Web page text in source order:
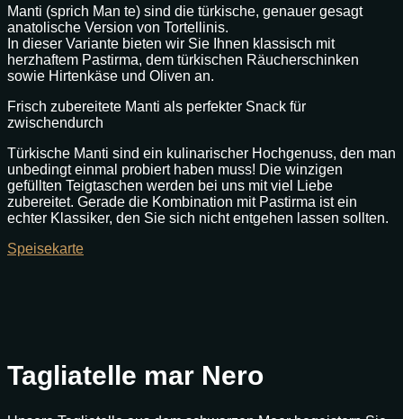
Manti (sprich Man te) sind die türkische, genauer gesagt
anatolische Version von Tortellinis.
In dieser Variante bieten wir Sie Ihnen klassisch mit
herzhaftem Pastirma, dem türkischen Räucherschinken
sowie Hirtenkäse und Oliven an.
Frisch zubereitete Manti als perfekter Snack für
zwischendurch
Türkische Manti sind ein kulinarischer Hochgenuss, den man
unbedingt einmal probiert haben muss! Die winzigen
gefüllten Teigtaschen werden bei uns mit viel Liebe
zubereitet. Gerade die Kombination mit Pastirma ist ein
echter Klassiker, den Sie sich nicht entgehen lassen sollten.
Speisekarte
Tagliatelle mar Nero